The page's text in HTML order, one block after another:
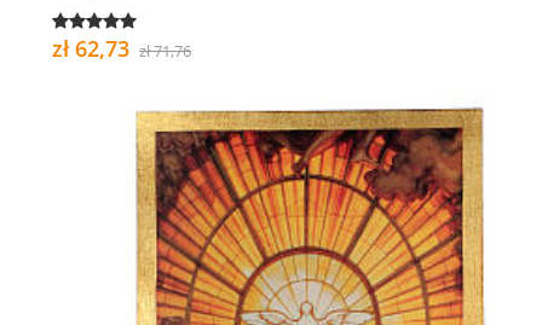
zł 62,73 zł 71,76